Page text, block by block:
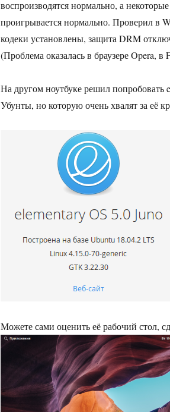
воспроизводятся нормально, а
проигрывается нормально. Проверил в
кодеки установлены, защита DRM
(Проблема оказалась в браузере Opera, в
На другом ноутбуке решил попробовать
Убунты, но которую очень хвалят за её
Можете сами оценить её рабочий стол,